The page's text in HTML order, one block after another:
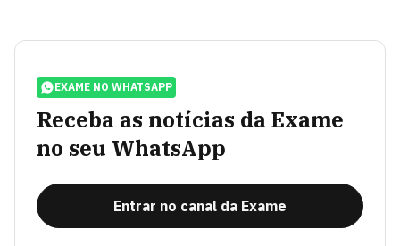
EXAME NO WHATSAPP
Receba as notícias da Exame
no seu WhatsApp
Entrar no canal da Exame